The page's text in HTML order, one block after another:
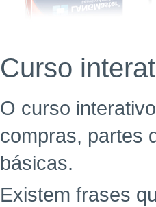
Curso
O curso
compras, partes
básicas.
Existem frases